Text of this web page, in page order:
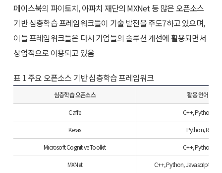
페이스북의 파이토치, 아파치 재단의 MXNet 등 많은 오픈소스
기반 심층학습 프레임워크들이 기술 발전을 주도7하고 있으며,
이들 프레임워크들은 다시 기업들의 솔루션 개선에 활용되면서
상업적으로 이용되고 있음
표 1 주요 오픈소스 기반 심층학습 프레임워크
심층학습 오픈소스 활용 언어
Caffe C++, Python
Keras Python, R
Microsoft Cognitive Toolkit C++, Python
MXNet C++, Python, Javascript,Go,